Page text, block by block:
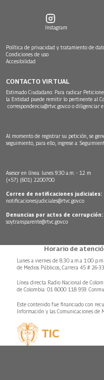
Instagram
Política de privacidad y tratamiento de
Condiciones de uso
Accesibilidad
CONTACTO VIRTUAL
Estimado Ciudadano: Para radicar
la Entidad puede remitir lo pertinente al
correspondencia@rtvc.gov.co o diligenciar
Al momento de registrar su petición, se
seguimiento, para ello, ingrese a:
Asesor en línea: lunes 9:30 a.m. - 12 m
(+57) (601) 2200700
Correo de notificaciones judiciales:
notificacionesjudiciales@rtvc.gov.co
Denuncias por actos de corrupción:
soytransparente@rtvc.gov.co
Horario de
Lunes a viernes de 8:30 a.m.a 1:00
de Medios Públicos, Carrera 45 # 26-
Línea directa Radio Nacional de
de Colombia: 01 8000 118 959.
Este contenido fue financiado con
Información y las Comunicaciones de